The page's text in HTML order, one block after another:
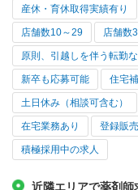
産休・育休取得実績有り
店舗数10～29 店舗数
原則、引越しを伴う転勤
新卒も応募可能 住宅
土日休み（相談可含む）
在宅業務あり 登録販
積極採用中の求人
近隣エリアで薬剤師